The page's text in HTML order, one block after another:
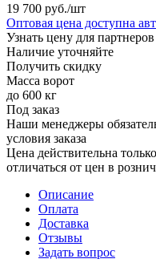
19 700 руб./шт
Оптовая цена доступна
Узнать цену для
Наличие уточняйте
Получить скидку
Масса ворот
до 600 кг
Под заказ
Наши менеджеры
условия заказа
Цена действительна
отличаться от цен в
Описание
Оплата
Доставка
Отзывы
Задать вопрос